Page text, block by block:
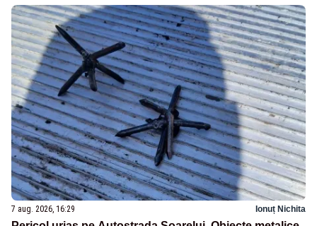
7 aug. 2026, 16:29 Ionuț Nichita